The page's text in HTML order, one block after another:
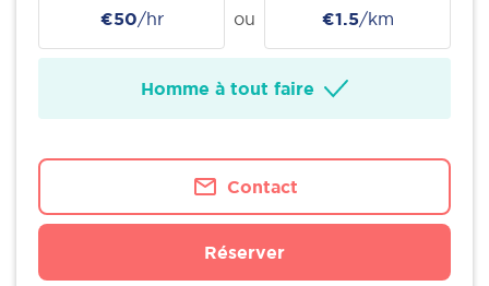
€50/hr ou €1.5/km
Homme à tout faire
Contact
Réserver